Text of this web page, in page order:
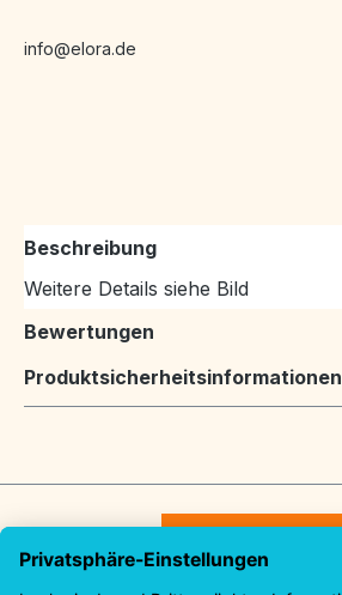
info@elora.de
Beschreibung
Weitere Details siehe Bild
Bewertungen
Produktsicherheitsinformationen
Service-Hotline